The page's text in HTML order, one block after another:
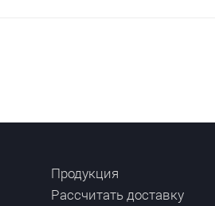
Продукция
Рассчитать доставку